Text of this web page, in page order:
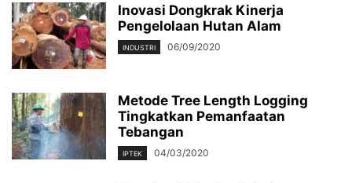
Inovasi Dongkrak Kinerja
Pengelolaan Hutan Alam
INDUSTRI 06/09/2020
Metode Tree Length Logging
Tingkatkan Pemanfaatan
Tebangan
IPTEK 04/03/2020